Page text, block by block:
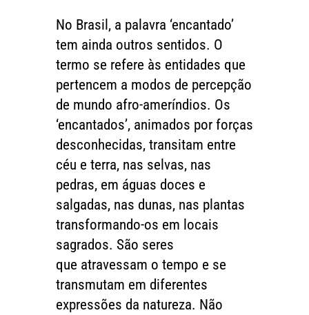
No Brasil, a palavra ‘encantado’
tem ainda outros sentidos. O
termo se refere às entidades que
pertencem a modos de percepção
de mundo afro-ameríndios. Os
‘encantados’, animados por forças
desconhecidas, transitam entre
céu e terra, nas selvas, nas
pedras, em águas doces e
salgadas, nas dunas, nas plantas
transformando-os em locais
sagrados. São seres
que atravessam o tempo e se
transmutam em diferentes
expressões da natureza. Não